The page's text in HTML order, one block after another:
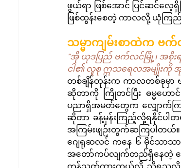
ဖွယ်ရာ ဖြစ်အောင် ပြင်ဆင်လေ့ရှိ
ဖြစ်ထွန်းစေတဲ့ ကာလလို့ ယုံကြ
သမ္မာကျမ်းစာထဲက
“အို ယုဒပြည် ဗက်လင်မြို့၊ အစို
ငါ၏ လူစု ဣသရေလအမျိုးကို အု
တစ်ချိန်တုန်းက ကာလတစ်ခုမှာ
ဆိုတာကို ကြိုတင်ပြီး ဓမ္မဟေ
ပညာရှိအမတ်တွေက လျှောက်က
ဆိုတာ ခန့်မှန်းကြည့်လို့ရနိုင်ပါ
အကြမ်းဖျဉ်းတွက်ဆကြပါတယ်
ဂျေရုဆလင် ကနေ ၆ မိုင်သာသာ
အတော်ကပ်လျက်တည်ရှိနေတဲ့ နေ